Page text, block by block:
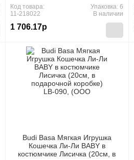
Код товара:
11-218022
1 706.17р
Упаковка: 6
В наличии
Budi Basa Мягкая Игрушка
Кошечка Ли-Ли BABY в
костюмчике Лисичка (20см, в